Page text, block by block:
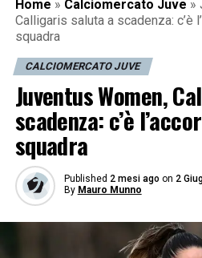
Home » Calciomercato Juve »
Calligaris saluta a scadenza: c’è
squadra
CALCIOMERCATO JUVE
Juventus Women,
scadenza: c’è
squadra
Published 2 mesi ago on 2
By Mauro Munno